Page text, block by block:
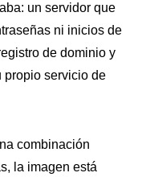
un servidor que
ni inicios de
de dominio y
propio servicio de
combinación
la imagen está